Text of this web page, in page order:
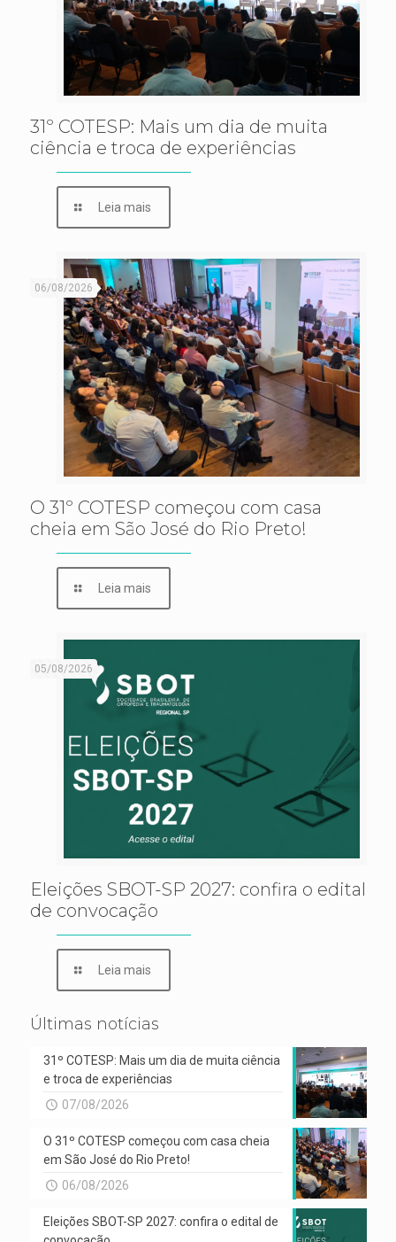
31º COTESP: Mais um dia de muita
ciência e troca de experiências
Leia mais
06/08/2026
O 31º COTESP começou com casa
cheia em São José do Rio Preto!
Leia mais
05/08/2026
Eleições SBOT-SP 2027: confira o edital
de convocação
Leia mais
Últimas notícias
31º COTESP: Mais um dia de muita ciência
e troca de experiências
07/08/2026
O 31º COTESP começou com casa cheia
em São José do Rio Preto!
06/08/2026
Eleições SBOT-SP 2027: confira o edital de